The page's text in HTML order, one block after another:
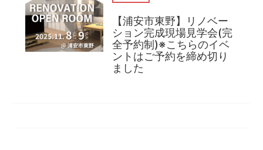
【浦安市東野】リノベー
ション完成現場見学会(完
全予約制)※こちらのイベ
ントはご予約を締め切り
ました